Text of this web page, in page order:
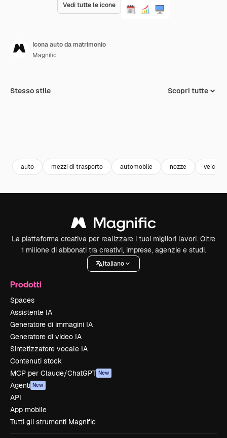
Vedi tutte le icone
Icona auto da matrimonio
Magnific
Stesso stile Scopri tutte
auto mezzi di trasporto automobile nozze veicolo
La piattaforma creativa per realizzare i tuoi migliori lavori. Oltre
1 milione di abbonati tra creativi, imprese, agenzie e studi.
Italiano
Prodotti
Spaces
Assistente IA
Generatore di immagini IA
Generatore di video IA
Sintetizzatore vocale IA
Contenuti stock
MCP per Claude/ChatGPT New
Agenti New
API
App mobile
Tutti gli strumenti Magnific